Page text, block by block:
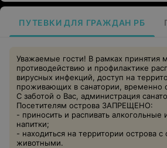
ПУТЕВКИ ДЛЯ ГРАЖДАН РБ
Уважаемые гости! В рамках принятия
противодействию и профилактике
вирусных инфекций, доступ на
проживающих в санатории, временно
С заботой о Вас, администрация
Посетителям острова ЗАПРЕЩЕНО:
- приносить и распивать алкогольные
напитки;
- находиться на территории острова
животными.